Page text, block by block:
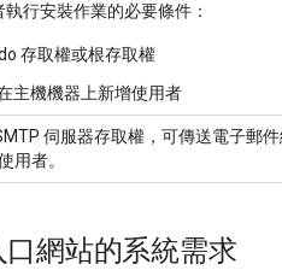
執行安裝作業的必要條件：
存取權或根存取權
主機機器上新增使用者
伺服器存取權，可傳送電子郵
用者。
網站的系統需求